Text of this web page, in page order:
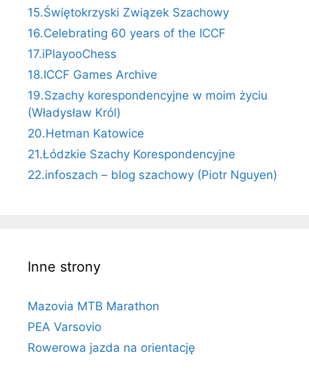
15.Świętokrzyski Związek Szachowy
16.Celebrating 60 years of the ICCF
17.iPlayooChess
18.ICCF Games Archive
19.Szachy korespondencyjne w moim życiu
(Władysław Król)
20.Hetman Katowice
21.Łódzkie Szachy Korespondencyjne
22.infoszach – blog szachowy (Piotr Nguyen)
Inne strony
Mazovia MTB Marathon
PEA Varsovio
Rowerowa jazda na orientację